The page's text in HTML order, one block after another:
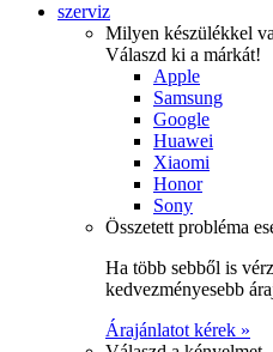
szerviz
Milyen készülékkel
Válaszd ki a márkát!
Apple
Samsung
Google
Huawei
Xiaomi
Honor
Sony
Összetett probléma
Ha több sebből is
kedvezményesebb
Árajánlatot kérek »